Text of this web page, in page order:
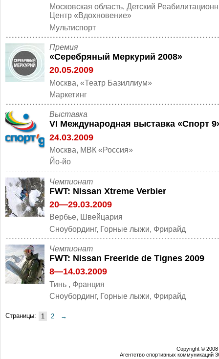
Московская область, Детский
Центр «Вдохновение»
Мультиспорт
Премия
«Серебряный Меркурий 2008»
20.05.2009
Москва, «Театр Базиллиум»
Маркетинг
Выставка
VI Международная выставка «Спорт
24.03.2009
Москва, МВК «Россия»
Йо-йо
Чемпионат
FWT: Nissan Xtreme Verbier
20—29.03.2009
Вербье, Швейцария
Cноубординг, Горные лыжи, Фрирайд
Чемпионат
FWT: Nissan Freeride de Tignes 2009
8—14.03.2009
Тинь , Франция
Cноубординг, Горные лыжи, Фрирайд
Страницы: 1 2 →
Copyright © 2008
Агентство спортивных коммуникаций